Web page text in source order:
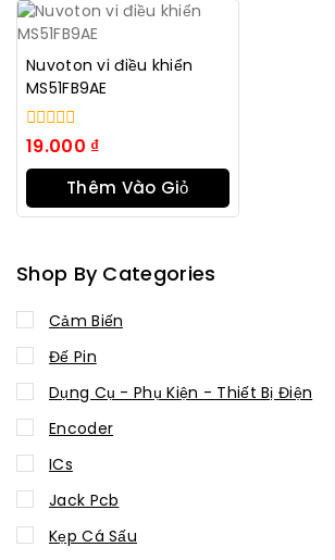
Nuvoton vi điều khiển
MS51FB9AE
0
trong
số
19.000 ₫
Thêm Vào Giỏ
Hàng
Shop By Categories
Cảm Biến
Đế Pin
Dụng Cụ - Phụ Kiện - Thiết Bị Điện
Encoder
ICs
Jack Pcb
Kẹp Cá Sấu